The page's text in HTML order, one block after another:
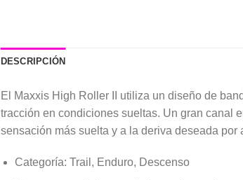
DESCRIPCIÓN
El Maxxis High Roller II utiliza un diseño de
tracción en condiciones sueltas. Un gran canal
sensación más suelta y a la deriva deseada por
Categoría: Trail, Enduro, Descenso